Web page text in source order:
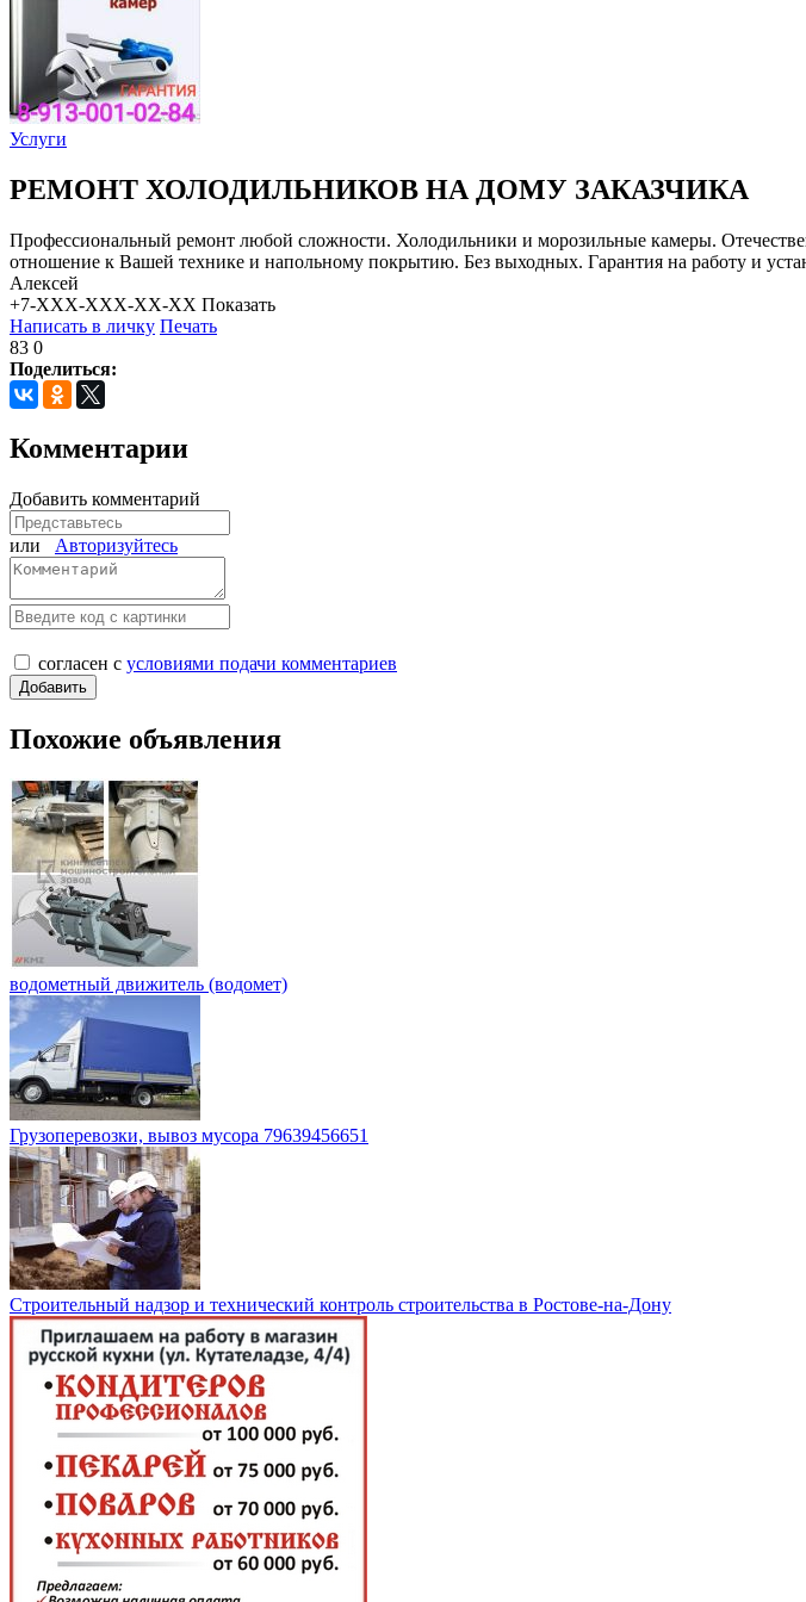
Услуги
РЕМОНТ ХОЛОДИЛЬНИКОВ НА ДОМУ ЗАКАЗЧИКА
Профессиональный ремонт любой сложности. Холодильники и морозильные камеры.
отношение к Вашей технике и напольному покрытию. Без выходных. Гарантия на работу и
Алексей
+7-XXX-XXX-XX-XX Показать
Написать в личку Печать
83 0
Поделиться:
Комментарии
Добавить комментарий
или Авторизуйтесь
согласен с условиями подачи комментариев
Похожие объявления
водометный движитель (водомет)
Грузоперевозки, вывоз мусора 79639456651
Строительный надзор и технический контроль строительства в Ростове-на-Дону